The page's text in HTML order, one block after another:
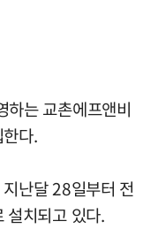
하는 교촌에프앤비
다.
난달 28일부터 전
설치되고 있다.